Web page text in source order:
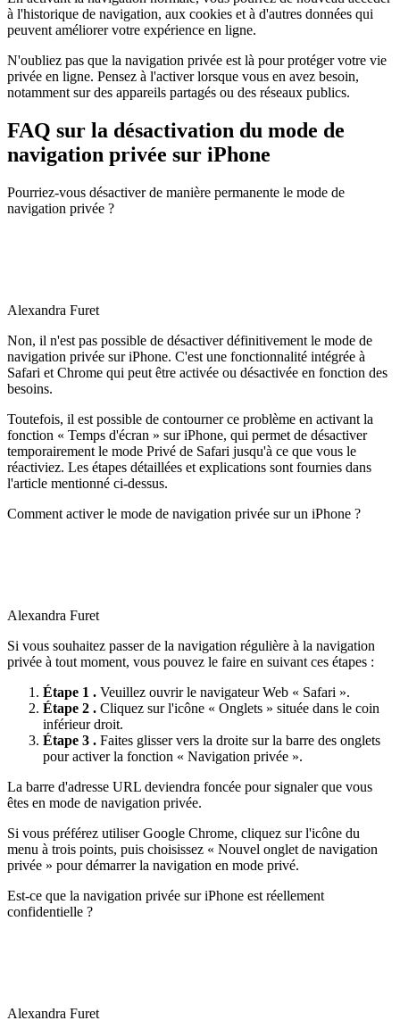
à l'historique de navigation, aux cookies et à d'autres données qui
peuvent améliorer votre expérience en ligne.
N'oubliez pas que la navigation privée est là pour protéger votre vie
privée en ligne. Pensez à l'activer lorsque vous en avez besoin,
notamment sur des appareils partagés ou des réseaux publics.
FAQ sur la désactivation du mode de
navigation privée sur iPhone
Pourriez-vous désactiver de manière permanente le mode de
navigation privée ?
Alexandra Furet
Non, il n'est pas possible de désactiver définitivement le mode de
navigation privée sur iPhone. C'est une fonctionnalité intégrée à
Safari et Chrome qui peut être activée ou désactivée en fonction des
besoins.
Toutefois, il est possible de contourner ce problème en activant la
fonction « Temps d'écran » sur iPhone, qui permet de désactiver
temporairement le mode Privé de Safari jusqu'à ce que vous le
réactiviez. Les étapes détaillées et explications sont fournies dans
l'article mentionné ci-dessus.
Comment activer le mode de navigation privée sur un iPhone ?
Alexandra Furet
Si vous souhaitez passer de la navigation régulière à la navigation
privée à tout moment, vous pouvez le faire en suivant ces étapes :
Étape 1 . Veuillez ouvrir le navigateur Web « Safari ».
Étape 2 . Cliquez sur l'icône « Onglets » située dans le coin
inférieur droit.
Étape 3 . Faites glisser vers la droite sur la barre des onglets
pour activer la fonction « Navigation privée ».
La barre d'adresse URL deviendra foncée pour signaler que vous
êtes en mode de navigation privée.
Si vous préférez utiliser Google Chrome, cliquez sur l'icône du
menu à trois points, puis choisissez « Nouvel onglet de navigation
privée » pour démarrer la navigation en mode privé.
Est-ce que la navigation privée sur iPhone est réellement
confidentielle ?
Alexandra Furet